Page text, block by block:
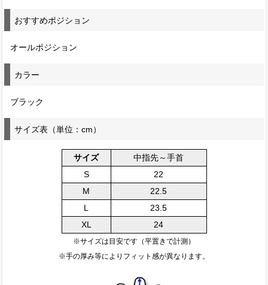
おすすめポジション
オールポジション
カラー
ブラック
サイズ表（単位：cm）
サイズ
中指先～手首
S
22
M
22.5
L
23.5
XL
24
※サイズは目安です（平置きで計測）
※手の厚み等によりフィット感が異なります。